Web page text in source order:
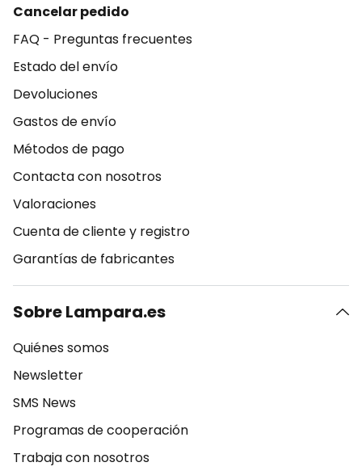
Cancelar pedido
FAQ - Preguntas frecuentes
Estado del envío
Devoluciones
Gastos de envío
Métodos de pago
Contacta con nosotros
Valoraciones
Cuenta de cliente y registro
Garantías de fabricantes
Sobre Lampara.es
Quiénes somos
Newsletter
SMS News
Programas de cooperación
Trabaja con nosotros